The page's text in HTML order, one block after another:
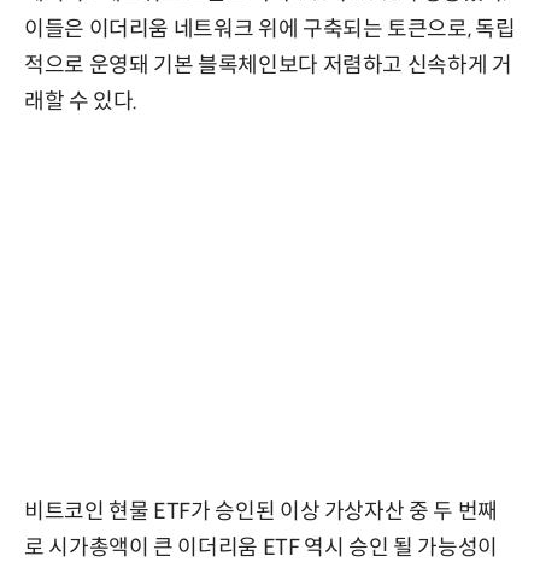
이들은 이더리움 네트워크 위에 구축되는 토큰으로, 독립
적으로 운영돼 기본 블록체인보다 저렴하고 신속하게 거
래할 수 있다.
비트코인 현물 ETF가 승인된 이상 가상자산 중 두 번째
로 시가총액이 큰 이더리움 ETF 역시 승인 될 가능성이